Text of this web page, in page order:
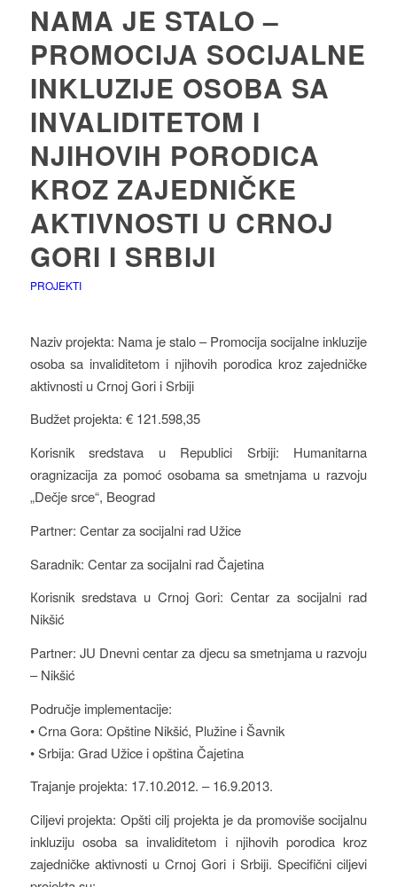
NAMA JE STALO –
PROMOCIJA SOCIJALNE
INKLUZIJE OSOBA SA
INVALIDITETOM I
NJIHOVIH PORODICA
KROZ ZAJEDNIČKE
AKTIVNOSTI U CRNOJ
GORI I SRBIJI
PROJEKTI
Naziv projekta: Nama je stalo – Promocija socijalne inkluzije
osoba sa invaliditetom i njihovih porodica kroz zajedničke
aktivnosti u Crnoj Gori i Srbiji
Budžet projekta: € 121.598,35
Кorisnik sredstava u Republici Srbiji: Humanitarna
oragnizacija za pomoć osobama sa smetnjama u razvoju
„Dečje srce“, Beograd
Partner: Centar za socijalni rad Užice
Saradnik: Centar za socijalni rad Čajetina
Кorisnik sredstava u Crnoj Gori: Centar za socijalni rad
Nikšić
Partner: JU Dnevni centar za djecu sa smetnjama u razvoju
– Nikšić
Područje implementacije:
• Crna Gora: Opštine Nikšić, Plužine i Šavnik
• Srbija: Grad Užice i opština Čajetina
Trajanje projekta: 17.10.2012. – 16.9.2013.
Ciljevi projekta: Opšti cilj projekta je da promoviše socijalnu
inkluziju osoba sa invaliditetom i njihovih porodica kroz
zajedničke aktivnosti u Crnoj Gori i Srbiji. Specifični ciljevi